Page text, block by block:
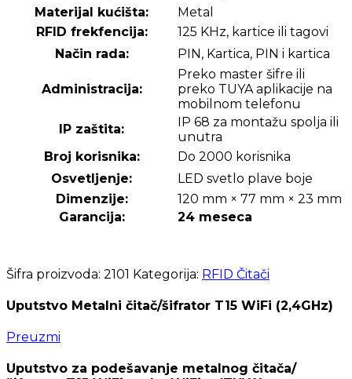
Materijal kućišta:
Metal
RFID frekfencija:
125 KHz, kartice ili tagovi
Način rada:
PIN, Kartica, PIN i kartica
Administracija:
Preko master šifre ili
preko TUYA aplikacije na
mobilnom telefonu
IP zaštita:
IP 68 za montažu spolja ili
unutra
Broj korisnika:
Do 2000 korisnika
Osvetljenje:
LED svetlo plave boje
Dimenzije:
120 mm × 77 mm × 23 mm
Garancija:
24 meseca
Šifra proizvoda: 2101 Kategorija: RFID Čitači
Uputstvo Metalni čitač/šifrator T15 WiFi (2,4GHz)
Preuzmi
Uputstvo za podešavanje metalnog čitača/